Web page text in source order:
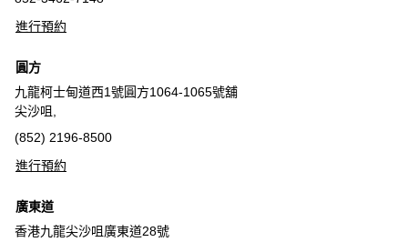
進行預約
圓方
九龍柯士甸道西1號圓方1064-1065號舖
尖沙咀,
(852) 2196-8500
進行預約
廣東道
香港九龍尖沙咀廣東道28號